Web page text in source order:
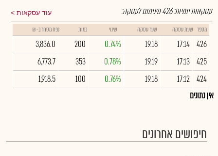
עוד עסקאות עסקאות יומיות:426מינימום לעסקה:
מספר שעת עסקה שער עסקה שינוי כמות נפח מסחר ב- ₪
426
17:14
19.18
0.74%
200
3,836.0
425
17:13
19.19
0.78%
353
6,773.7
424
17:12
19.18
0.76%
100
1,918.5
אין נתונים
חיפושים אחרונים